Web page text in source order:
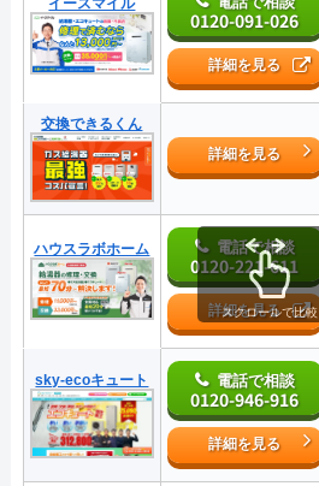
0120-091-026
詳細を見る
交換できるくん
詳細を見る
ハウスラボホーム 電話で相談
0120-221-611
詳細を見る
sky-ecoキュート 電話で相談
0120-946-916
詳細を見る
スクロールで比較